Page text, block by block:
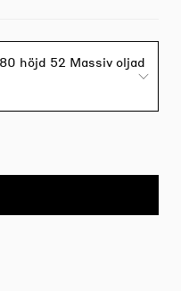
höjd 52 Massiv oljad